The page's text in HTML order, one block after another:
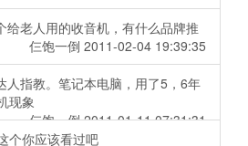
给老人用的收音机，有什么品牌推
仨饱一倒 2011-02-04 19:39:35
人指教。笔记本电脑，用了5，6年
现象
仨饱一倒 2011-01-11 07:31:31
个你应该看过吧